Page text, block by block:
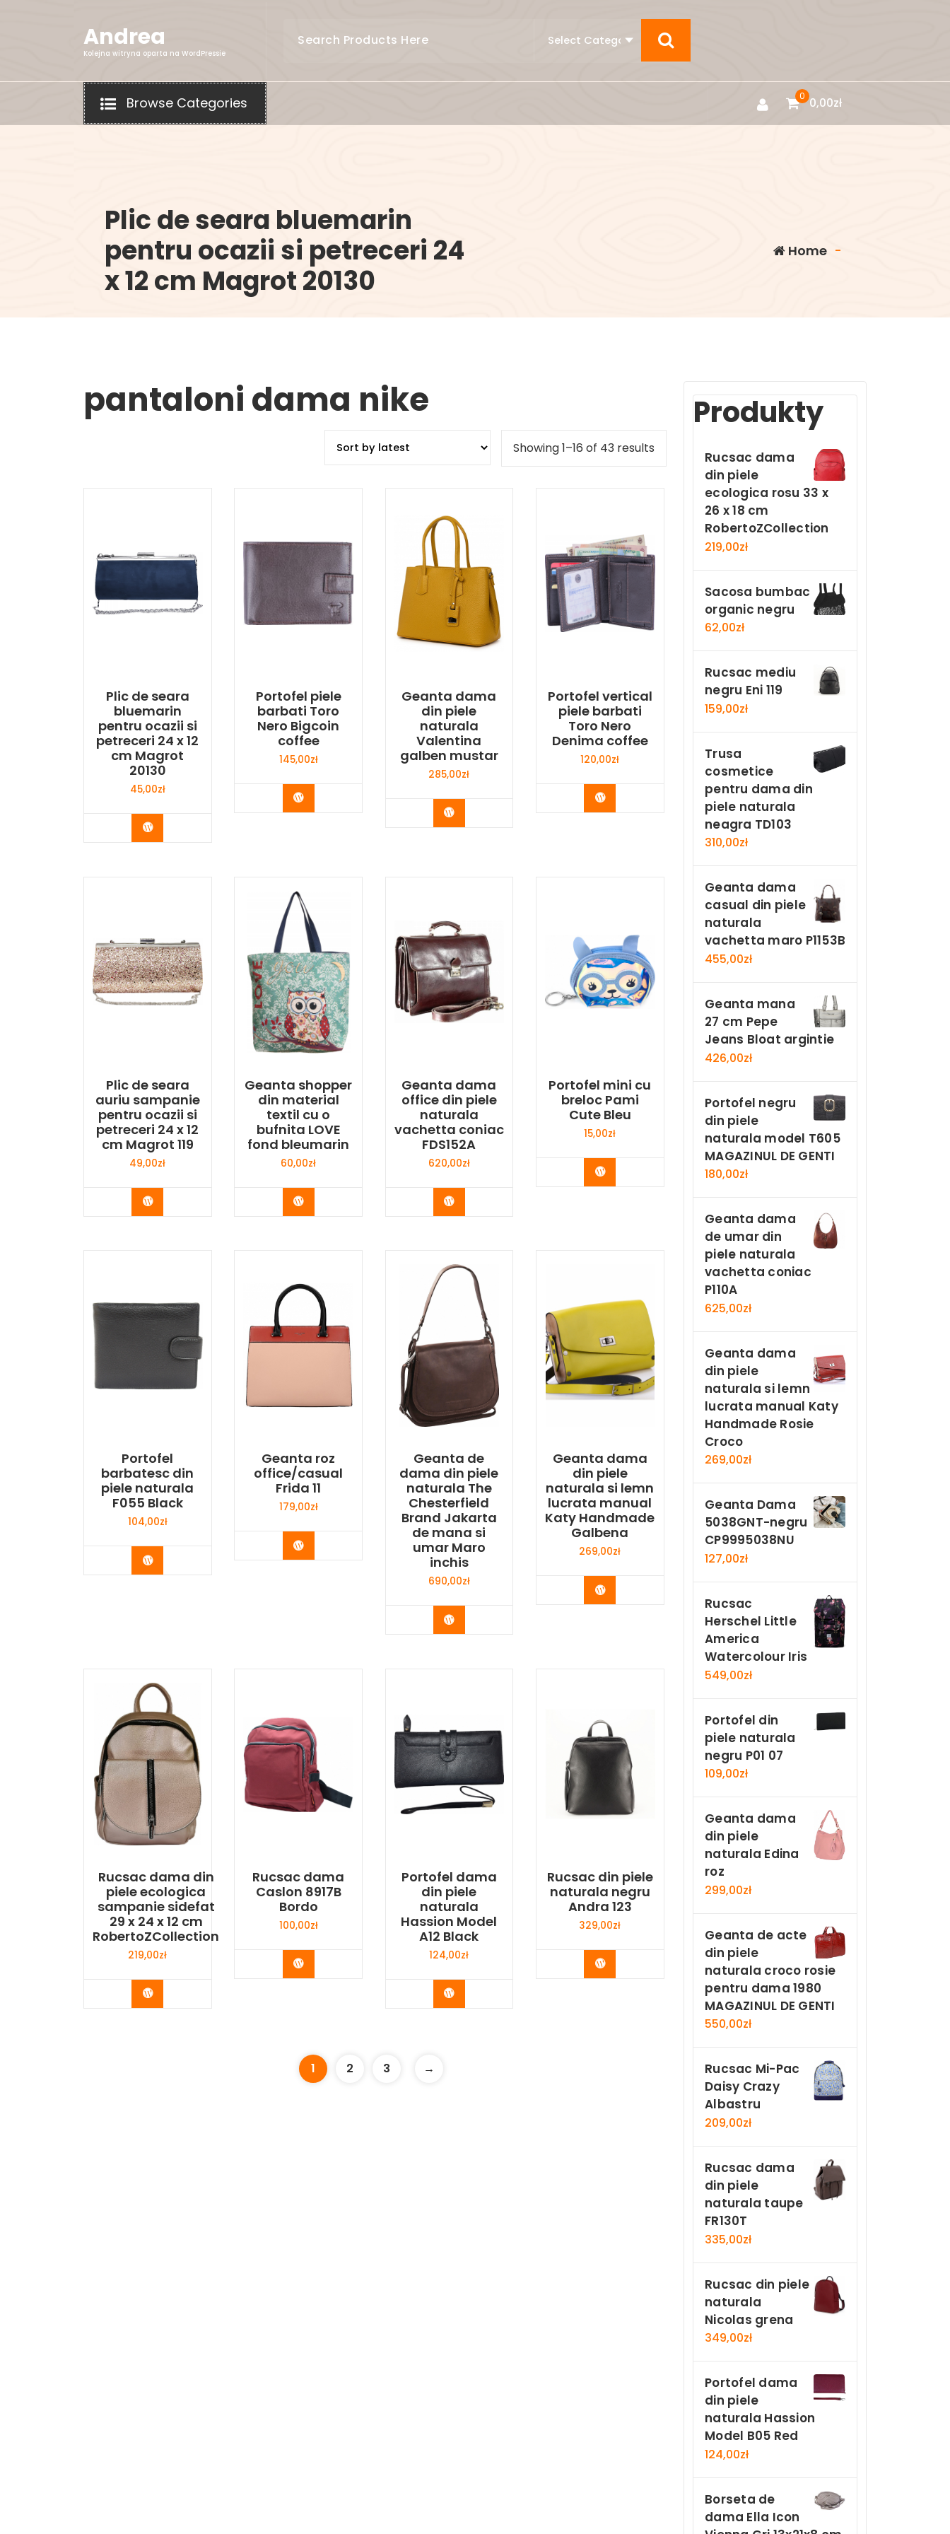
Andrea
Kolejna witryna oparta na WordPressie
Browse Categories 0 0,00zł
Plic de seara bluemarin
pentru ocazii si petreceri 24
x 12 cm Magrot 20130
Home -
pantaloni dama nike
Showing 1–16 of 43 results
Plic de seara
bluemarin
pentru ocazii si
petreceri 24 x 12
cm Magrot
20130
45,00zł
Buy Now
Portofel piele
barbati Toro
Nero Bigcoin
coffee
145,00zł
Buy Now
Geanta dama
din piele
naturala
Valentina
galben mustar
285,00zł
Buy Now
Portofel vertical
piele barbati
Toro Nero
Denima coffee
120,00zł
Buy Now
Plic de seara
auriu sampanie
pentru ocazii si
petreceri 24 x 12
cm Magrot 119
49,00zł
Buy Now
Geanta shopper
din material
textil cu o
bufnita LOVE
fond bleumarin
60,00zł
Buy Now
Geanta dama
office din piele
naturala
vachetta coniac
FDS152A
620,00zł
Buy Now
Portofel mini cu
breloc Pami
Cute Bleu
15,00zł
Buy Now
Portofel
barbatesc din
piele naturala
F055 Black
104,00zł
Buy Now
Geanta roz
office/casual
Frida 11
179,00zł
Buy Now
Geanta de
dama din piele
naturala The
Chesterfield
Brand Jakarta
de mana si
umar Maro
inchis
690,00zł
Buy Now
Geanta dama
din piele
naturala si lemn
lucrata manual
Katy Handmade
Galbena
269,00zł
Buy Now
Rucsac dama din
piele ecologica
sampanie sidefat
29 x 24 x 12 cm
RobertoZCollection
219,00zł
Buy Now
Rucsac dama
Caslon 8917B
Bordo
100,00zł
Buy Now
Portofel dama
din piele
naturala
Hassion Model
A12 Black
124,00zł
Buy Now
Rucsac din piele
naturala negru
Andra 123
329,00zł
Buy Now
1 2 3 →
Produkty
Rucsac dama
din piele
ecologica rosu 33 x
26 x 18 cm
RobertoZCollection
219,00zł
Sacosa bumbac
organic negru
62,00zł
Rucsac mediu
negru Eni 119
159,00zł
Trusa
cosmetice
pentru dama din
piele naturala
neagra TD103
310,00zł
Geanta dama
casual din piele
naturala
vachetta maro P1153B
455,00zł
Geanta mana
27 cm Pepe
Jeans Bloat argintie
426,00zł
Portofel negru
din piele
naturala model T605
MAGAZINUL DE GENTI
180,00zł
Geanta dama
de umar din
piele naturala
vachetta coniac
P110A
625,00zł
Geanta dama
din piele
naturala si lemn
lucrata manual Katy
Handmade Rosie
Croco
269,00zł
Geanta Dama
5038GNT-negru
CP9995038NU
127,00zł
Rucsac
Herschel Little
America
Watercolour Iris
549,00zł
Portofel din
piele naturala
negru P01 07
109,00zł
Geanta dama
din piele
naturala Edina
roz
299,00zł
Geanta de acte
din piele
naturala croco rosie
pentru dama 1980
MAGAZINUL DE GENTI
550,00zł
Rucsac Mi-Pac
Daisy Crazy
Albastru
209,00zł
Rucsac dama
din piele
naturala taupe
FR130T
335,00zł
Rucsac din piele
naturala
Nicolas grena
349,00zł
Portofel dama
din piele
naturala Hassion
Model B05 Red
124,00zł
Borseta de
dama Ella Icon